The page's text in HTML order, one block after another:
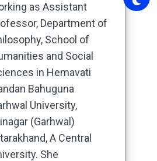
as Assistant
Department of
School of
and Social
in Hemavati
Bahuguna
University,
(Garhwal)
A Central
She